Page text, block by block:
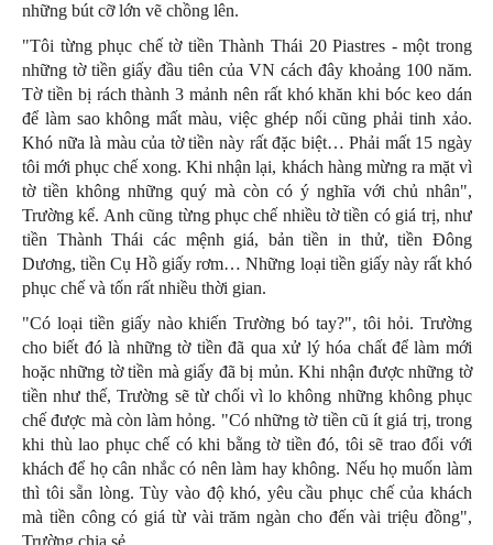
những bút cỡ lớn vẽ chồng lên.
"Tôi từng phục chế tờ tiền Thành Thái 20 Piastres - một trong
những tờ tiền giấy đầu tiên của VN cách đây khoảng 100 năm.
Tờ tiền bị rách thành 3 mảnh nên rất khó khăn khi bóc keo dán
để làm sao không mất màu, việc ghép nối cũng phải tinh xảo.
Khó nữa là màu của tờ tiền này rất đặc biệt… Phải mất 15 ngày
tôi mới phục chế xong. Khi nhận lại, khách hàng mừng ra mặt vì
tờ tiền không những quý mà còn có ý nghĩa với chủ nhân",
Trường kể. Anh cũng từng phục chế nhiều tờ tiền có giá trị, như
tiền Thành Thái các mệnh giá, bản tiền in thử, tiền Đông
Dương, tiền Cụ Hồ giấy rơm… Những loại tiền giấy này rất khó
phục chế và tốn rất nhiều thời gian.
"Có loại tiền giấy nào khiến Trường bó tay?", tôi hỏi. Trường
cho biết đó là những tờ tiền đã qua xử lý hóa chất để làm mới
hoặc những tờ tiền mà giấy đã bị mủn. Khi nhận được những tờ
tiền như thế, Trường sẽ từ chối vì lo không những không phục
chế được mà còn làm hỏng. "Có những tờ tiền cũ ít giá trị, trong
khi thù lao phục chế có khi bằng tờ tiền đó, tôi sẽ trao đổi với
khách để họ cân nhắc có nên làm hay không. Nếu họ muốn làm
thì tôi sẵn lòng. Tùy vào độ khó, yêu cầu phục chế của khách
mà tiền công có giá từ vài trăm ngàn cho đến vài triệu đồng",